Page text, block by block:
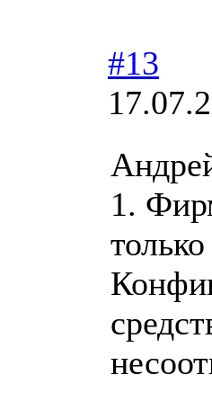
#13
1.